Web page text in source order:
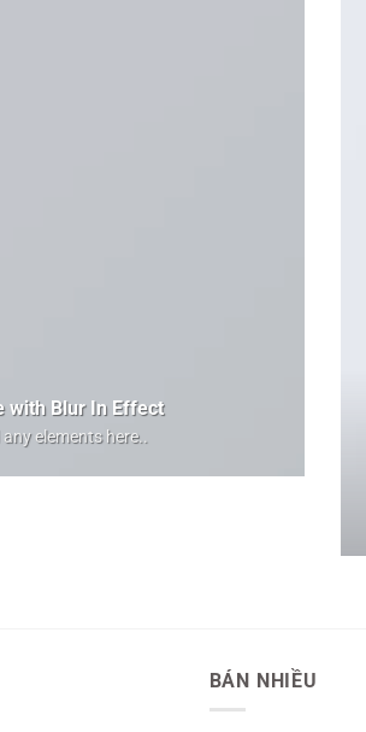
with Blur In Effect
elements here..
BÁN NHIỀU